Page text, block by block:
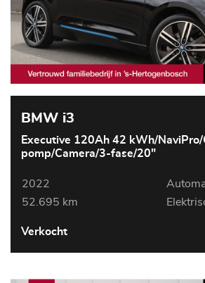
BMW i3
Executive 120Ah 42 kWh/
pomp/Camera/3-fase/20"
2022
52.695 km
Verkocht